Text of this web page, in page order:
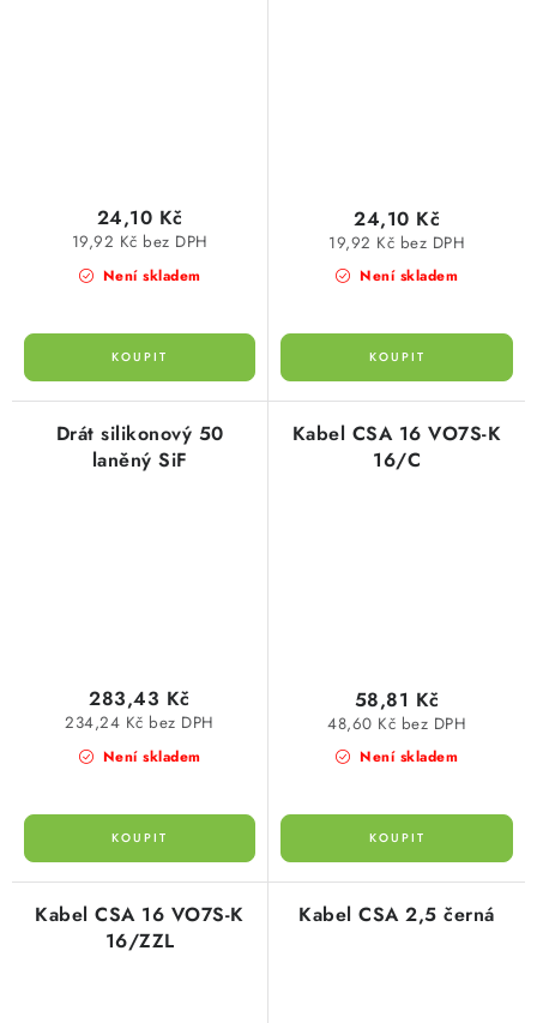
Není skladem
19,92 Kč bez DPH
24,10 Kč
Není skladem
19,92 Kč bez DPH
24,10 Kč
Drát silikonový 50
laněný SiF
Není skladem
234,24 Kč bez DPH
283,43 Kč
Kabel CSA 16 VO7S-K
16/C
Není skladem
48,60 Kč bez DPH
58,81 Kč
Kabel CSA 16 VO7S-K
16/ZZL
Kabel CSA 2,5 černá